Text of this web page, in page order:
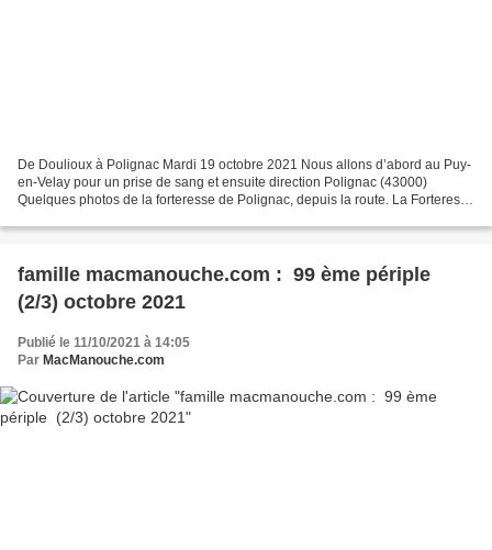
De Doulioux à Polignac Mardi 19 octobre 2021 Nous allons d’abord au Puy-
en-Velay pour un prise de sang et ensuite direction Polignac (43000)
Quelques photos de la forteresse de Polignac, depuis la route. La Forteresse
famille macmanouche.com : 99 ème périple
(2/3) octobre 2021
Publié le 11/10/2021 à 14:05
Par MacManouche.com